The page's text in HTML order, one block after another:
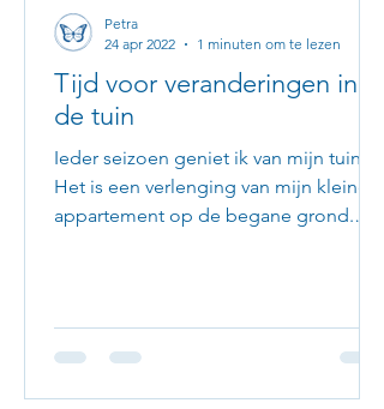
Tijd voor veranderingen in
de tuin
Ieder seizoen geniet ik van mijn tuin.
Het is een verlenging van mijn kleine
appartement op de begane grond.
Petra
24 apr 2022
1 minuten om te lezen